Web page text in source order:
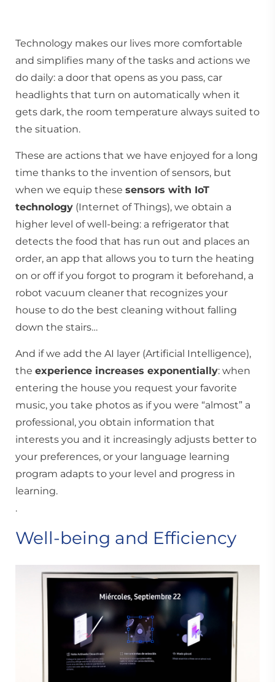
Technology makes our lives more comfortable
and simplifies many of the tasks and actions we
do daily: a door that opens as you pass, car
headlights that turn on automatically when it
gets dark, the room temperature always suited to
the situation.
These are actions that we have enjoyed for a long
time thanks to the invention of sensors, but
when we equip these sensors with IoT
technology (Internet of Things), we obtain a
higher level of well-being: a refrigerator that
detects the food that has run out and places an
order, an app that allows you to turn the heating
on or off if you forgot to program it beforehand, a
robot vacuum cleaner that recognizes your
house to do the best cleaning without falling
down the stairs…
And if we add the AI layer (Artificial Intelligence),
the experience increases exponentially: when
entering the house you request your favorite
music, you take photos as if you were “almost” a
professional, you obtain information that
interests you and it increasingly adjusts better to
your preferences, or your language learning
program adapts to your level and progress in
learning.
.
Well-being and Efficiency